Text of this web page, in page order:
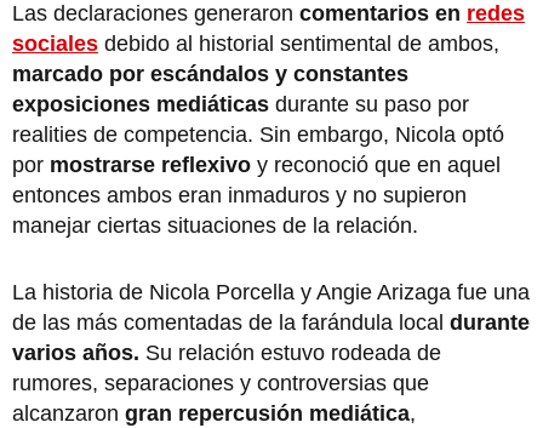
Las declaraciones generaron comentarios en redes
sociales debido al historial sentimental de ambos,
marcado por escándalos y constantes
exposiciones mediáticas durante su paso por
realities de competencia. Sin embargo, Nicola optó
por mostrarse reflexivo y reconoció que en aquel
entonces ambos eran inmaduros y no supieron
manejar ciertas situaciones de la relación.
La historia de Nicola Porcella y Angie Arizaga fue una
de las más comentadas de la farándula local durante
varios años. Su relación estuvo rodeada de
rumores, separaciones y controversias que
alcanzaron gran repercusión mediática,